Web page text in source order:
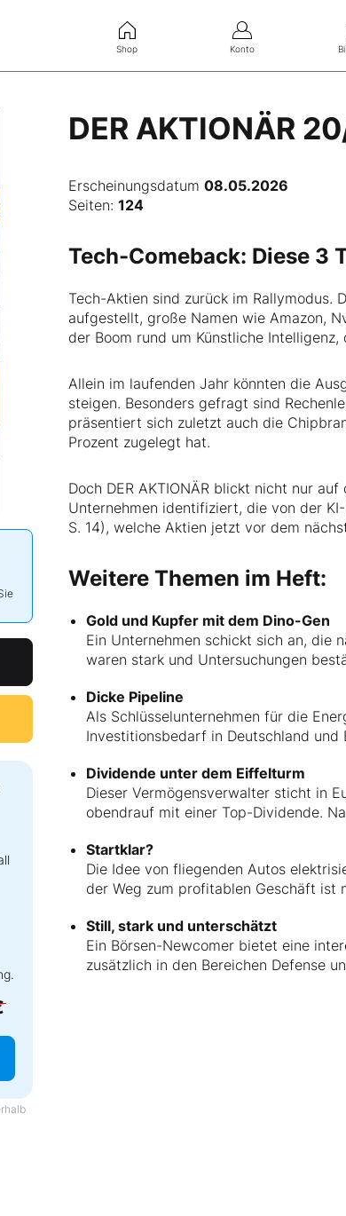
Shop Konto
DER AKTIONÄR
Erscheinungsdatum08.05.2026
Seiten:124
Tech-Comeback: Diese 3
Tech-Aktien sind zurück im Rallymodus.
aufgestellt, große Namen wie Amazon,
der Boom rund um Künstliche
Allein im laufenden Jahr könnten die
steigen. Besonders gefragt sind
präsentiert sich zuletzt auch die
Prozent zugelegt hat.
Doch DER AKTIONÄR blickt nicht nur
Unternehmen identifiziert, die von der
S. 14), welche Aktien jetzt vor dem
Weitere Themen im Heft:
Gold und Kupfer mit dem Dino-Gen
Ein Unternehmen schickt sich an, die
waren stark und Untersuchungen
Dicke Pipeline
Als Schlüsselunternehmen für die
Investitionsbedarf in Deutschland und
Dividende unter dem Eiffelturm
Dieser Vermögensverwalter sticht in
obendrauf mit einer Top-Dividende.
Startklar?
Die Idee von fliegenden Autos
der Weg zum profitablen Geschäft ist
Still, stark und unterschätzt
Ein Börsen-Newcomer bietet eine
zusätzlich in den Bereichen Defense